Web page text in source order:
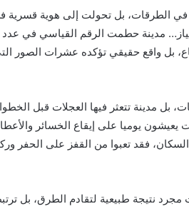
الطرقات، بل تحولت إلى هوية قسرية
مدينة حطمت الرقم القياسي في
بل واقع حقيقي تؤكده عشرات الصور
بل مدينة تتعثر فيها العجلات قبل
يوميا على إيقاع الخسائر
فقد تعبوا من القفز على الحفر
مجرد نتيجة طبيعية لتقادم الطرق، بل